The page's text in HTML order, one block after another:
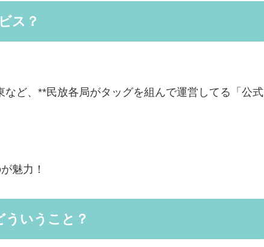
ス？
ど、**民放各局がタッグを組んで運営してる「公式
魅力！
ういうこと？